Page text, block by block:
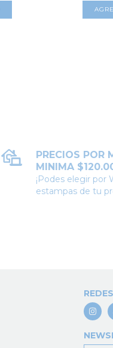
PRECIOS POR
MINIMA
¡Podes elegir por
estampas de tu